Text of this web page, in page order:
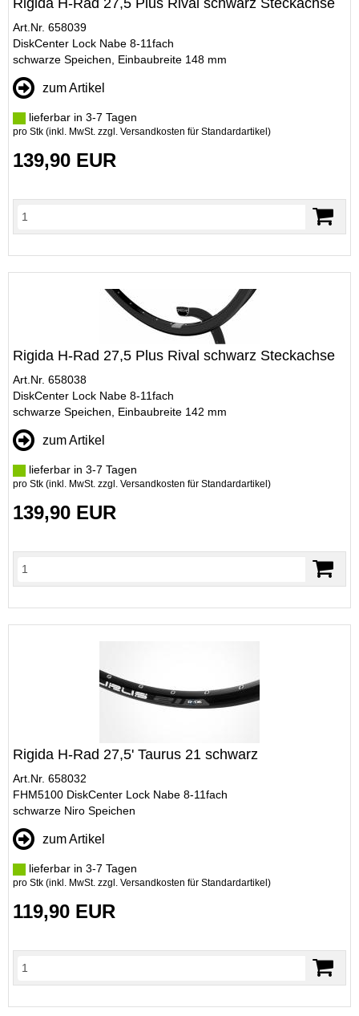
Rigida H-Rad 27,5 Plus Rival schwarz Steckachse
Art.Nr. 658039
DiskCenter Lock Nabe 8-11fach
schwarze Speichen, Einbaubreite 148 mm
zum Artikel
lieferbar in 3-7 Tagen
pro Stk (inkl. MwSt. zzgl. Versandkosten für Standardartikel )
139,90 EUR
Rigida H-Rad 27,5 Plus Rival schwarz Steckachse
Art.Nr. 658038
DiskCenter Lock Nabe 8-11fach
schwarze Speichen, Einbaubreite 142 mm
zum Artikel
lieferbar in 3-7 Tagen
pro Stk (inkl. MwSt. zzgl. Versandkosten für Standardartikel )
139,90 EUR
Rigida H-Rad 27,5' Taurus 21 schwarz
Art.Nr. 658032
FHM5100 DiskCenter Lock Nabe 8-11fach
schwarze Niro Speichen
zum Artikel
lieferbar in 3-7 Tagen
pro Stk (inkl. MwSt. zzgl. Versandkosten für Standardartikel )
119,90 EUR